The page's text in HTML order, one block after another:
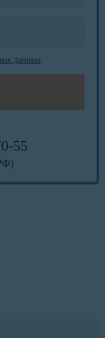
данных
55